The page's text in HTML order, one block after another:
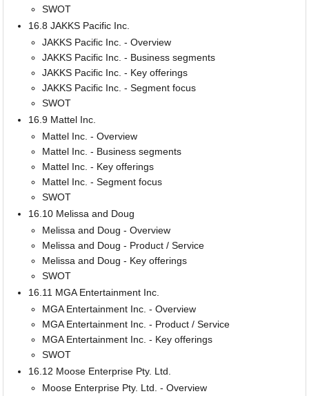
SWOT
16.8 JAKKS Pacific Inc.
JAKKS Pacific Inc. - Overview
JAKKS Pacific Inc. - Business segments
JAKKS Pacific Inc. - Key offerings
JAKKS Pacific Inc. - Segment focus
SWOT
16.9 Mattel Inc.
Mattel Inc. - Overview
Mattel Inc. - Business segments
Mattel Inc. - Key offerings
Mattel Inc. - Segment focus
SWOT
16.10 Melissa and Doug
Melissa and Doug - Overview
Melissa and Doug - Product / Service
Melissa and Doug - Key offerings
SWOT
16.11 MGA Entertainment Inc.
MGA Entertainment Inc. - Overview
MGA Entertainment Inc. - Product / Service
MGA Entertainment Inc. - Key offerings
SWOT
16.12 Moose Enterprise Pty. Ltd.
Moose Enterprise Pty. Ltd. - Overview